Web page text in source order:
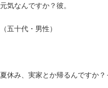
元気なんですか？彼。
（五十代・男性）
夏休み、実家とか帰るんですか？